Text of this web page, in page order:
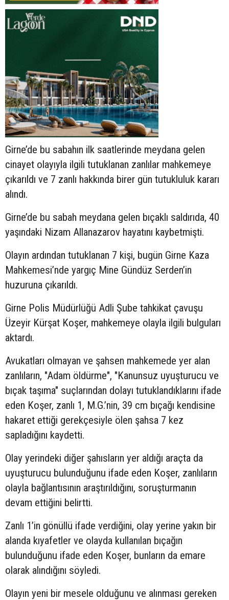
Girne’de bu sabahın ilk saatlerinde meydana gelen
cinayet olayıyla ilgili tutuklanan zanlılar mahkemeye
çıkarıldı ve 7 zanlı hakkında birer gün tutukluluk kararı
alındı.
Girne’de bu sabah meydana gelen bıçaklı saldırıda, 40
yaşındaki Nizam Allanazarov hayatını kaybetmişti.
Olayın ardından tutuklanan 7 kişi, bugün Girne Kaza
Mahkemesi’nde yargıç Mine Gündüz Serden’in
huzuruna çıkarıldı.
Girne Polis Müdürlüğü Adli Şube tahkikat çavuşu
Üzeyir Kürşat Koşer, mahkemeye olayla ilgili bulguları
aktardı.
Avukatları olmayan ve şahsen mahkemede yer alan
zanlıların, "Adam öldürme", "Kanunsuz uyuşturucu ve
bıçak taşıma" suçlarından dolayı tutuklandıklarını ifade
eden Koşer, zanlı 1, M.G.’nin, 39 cm bıçağı kendisine
hakaret ettiği gerekçesiyle ölen şahsa 7 kez
sapladığını kaydetti.
Olay yerindeki diğer şahısların yer aldığı araçta da
uyuşturucu bulunduğunu ifade eden Koşer, zanlıların
olayla bağlantısının araştırıldığını, soruşturmanın
devam ettiğini belirtti.
Zanlı 1’in gönüllü ifade verdiğini, olay yerine yakın bir
alanda kıyafetler ve olayda kullanılan bıçağın
bulunduğunu ifade eden Koşer, bunların da emare
olarak alındığını söyledi.
Olayın yeni bir mesele olduğunu ve alınması gereken